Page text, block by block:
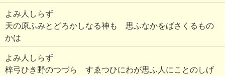
よみ人しらず
天の原ふみとどろかしなる神も 思ふなかをばさくるもの
かは
よみ人しらず
梓弓ひき野のつづら すゑつひにわが思ふ人にことのしげ